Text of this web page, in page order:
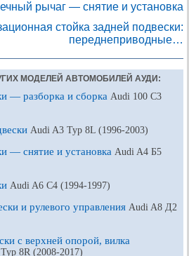
рычаг — снятие и установка
стойка задней подвески:
переднеприводные…
МОДЕЛЕЙ АВТОМОБИЛЕЙ АУДИ:
— разборка и сборка Audi 100 С3
Audi A3 Typ 8L (1996-2003)
— снятие и установка Audi A4 Б5
Audi A6 С4 (1994-1997)
и рулевого управления Audi A8 Д2
с верхней опорой, вилка
8R (2008-2017)